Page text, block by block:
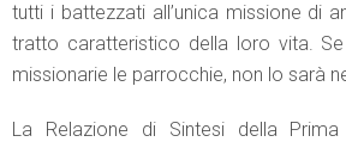
tutti i battezzati all’unica missione di
tratto caratteristico della loro vita.
missionarie le parrocchie, non lo sarà
La Relazione di Sintesi della